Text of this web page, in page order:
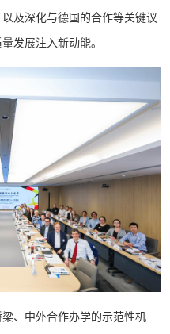
及深化与德国的合作等关键议
发展注入新动能。
、中外合作办学的示范性机